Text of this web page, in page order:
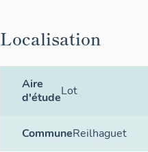
Localisation
Aire
d'étudeLot
CommuneReilhaguet